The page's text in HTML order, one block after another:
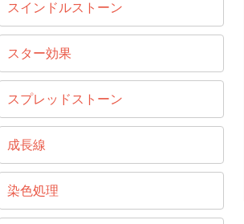
スインドルストーン
スター効果
スプレッドストーン
成長線
染色処理